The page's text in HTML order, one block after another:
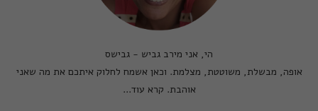
הי, אני מירב גביש - גבישס
אופה, מבשלת, משוטטת, מצלמת. וכאן אשמח לחלוק איתכם את מה שאני
אוהבת. קרא עוד...